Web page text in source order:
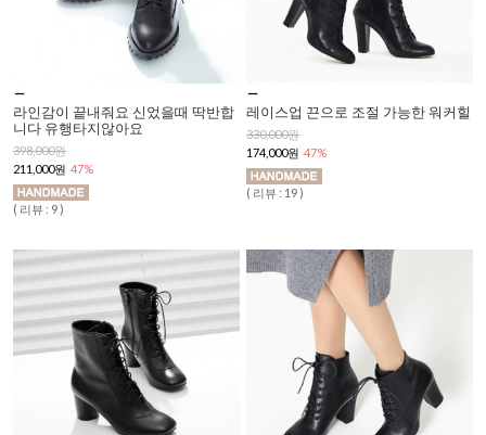
라인감이 끝내줘요 신었을때 딱반합
니다 유행타지않아요
398,000원
211,000원 47%
( 리뷰 : 9 )
레이스업 끈으로 조절 가능한 워커힐
330,000원
174,000원 47%
( 리뷰 : 19 )